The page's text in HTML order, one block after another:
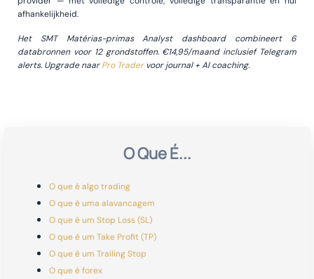
afhankelijkheid.
Het SMT Matérias-primas Analyst dashboard combineert 6
databronnen voor 12 grondstoffen. €14,95/maand inclusief Telegram
alerts. Upgrade naarPro Tradervoor journal + AI coaching.
O Que É...
O que é algo trading
O que é uma alavancagem
O que é um Stop Loss (SL)
O que é um Take Profit (TP)
O que é um Trailing Stop
O que é forex